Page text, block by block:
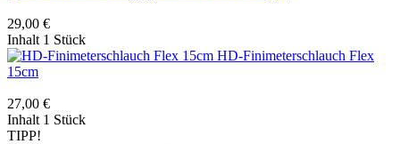
29,00 €
Inhalt 1 Stück
HD-Finimeterschlauch Flex
15cm
27,00 €
Inhalt 1 Stück
TIPP!